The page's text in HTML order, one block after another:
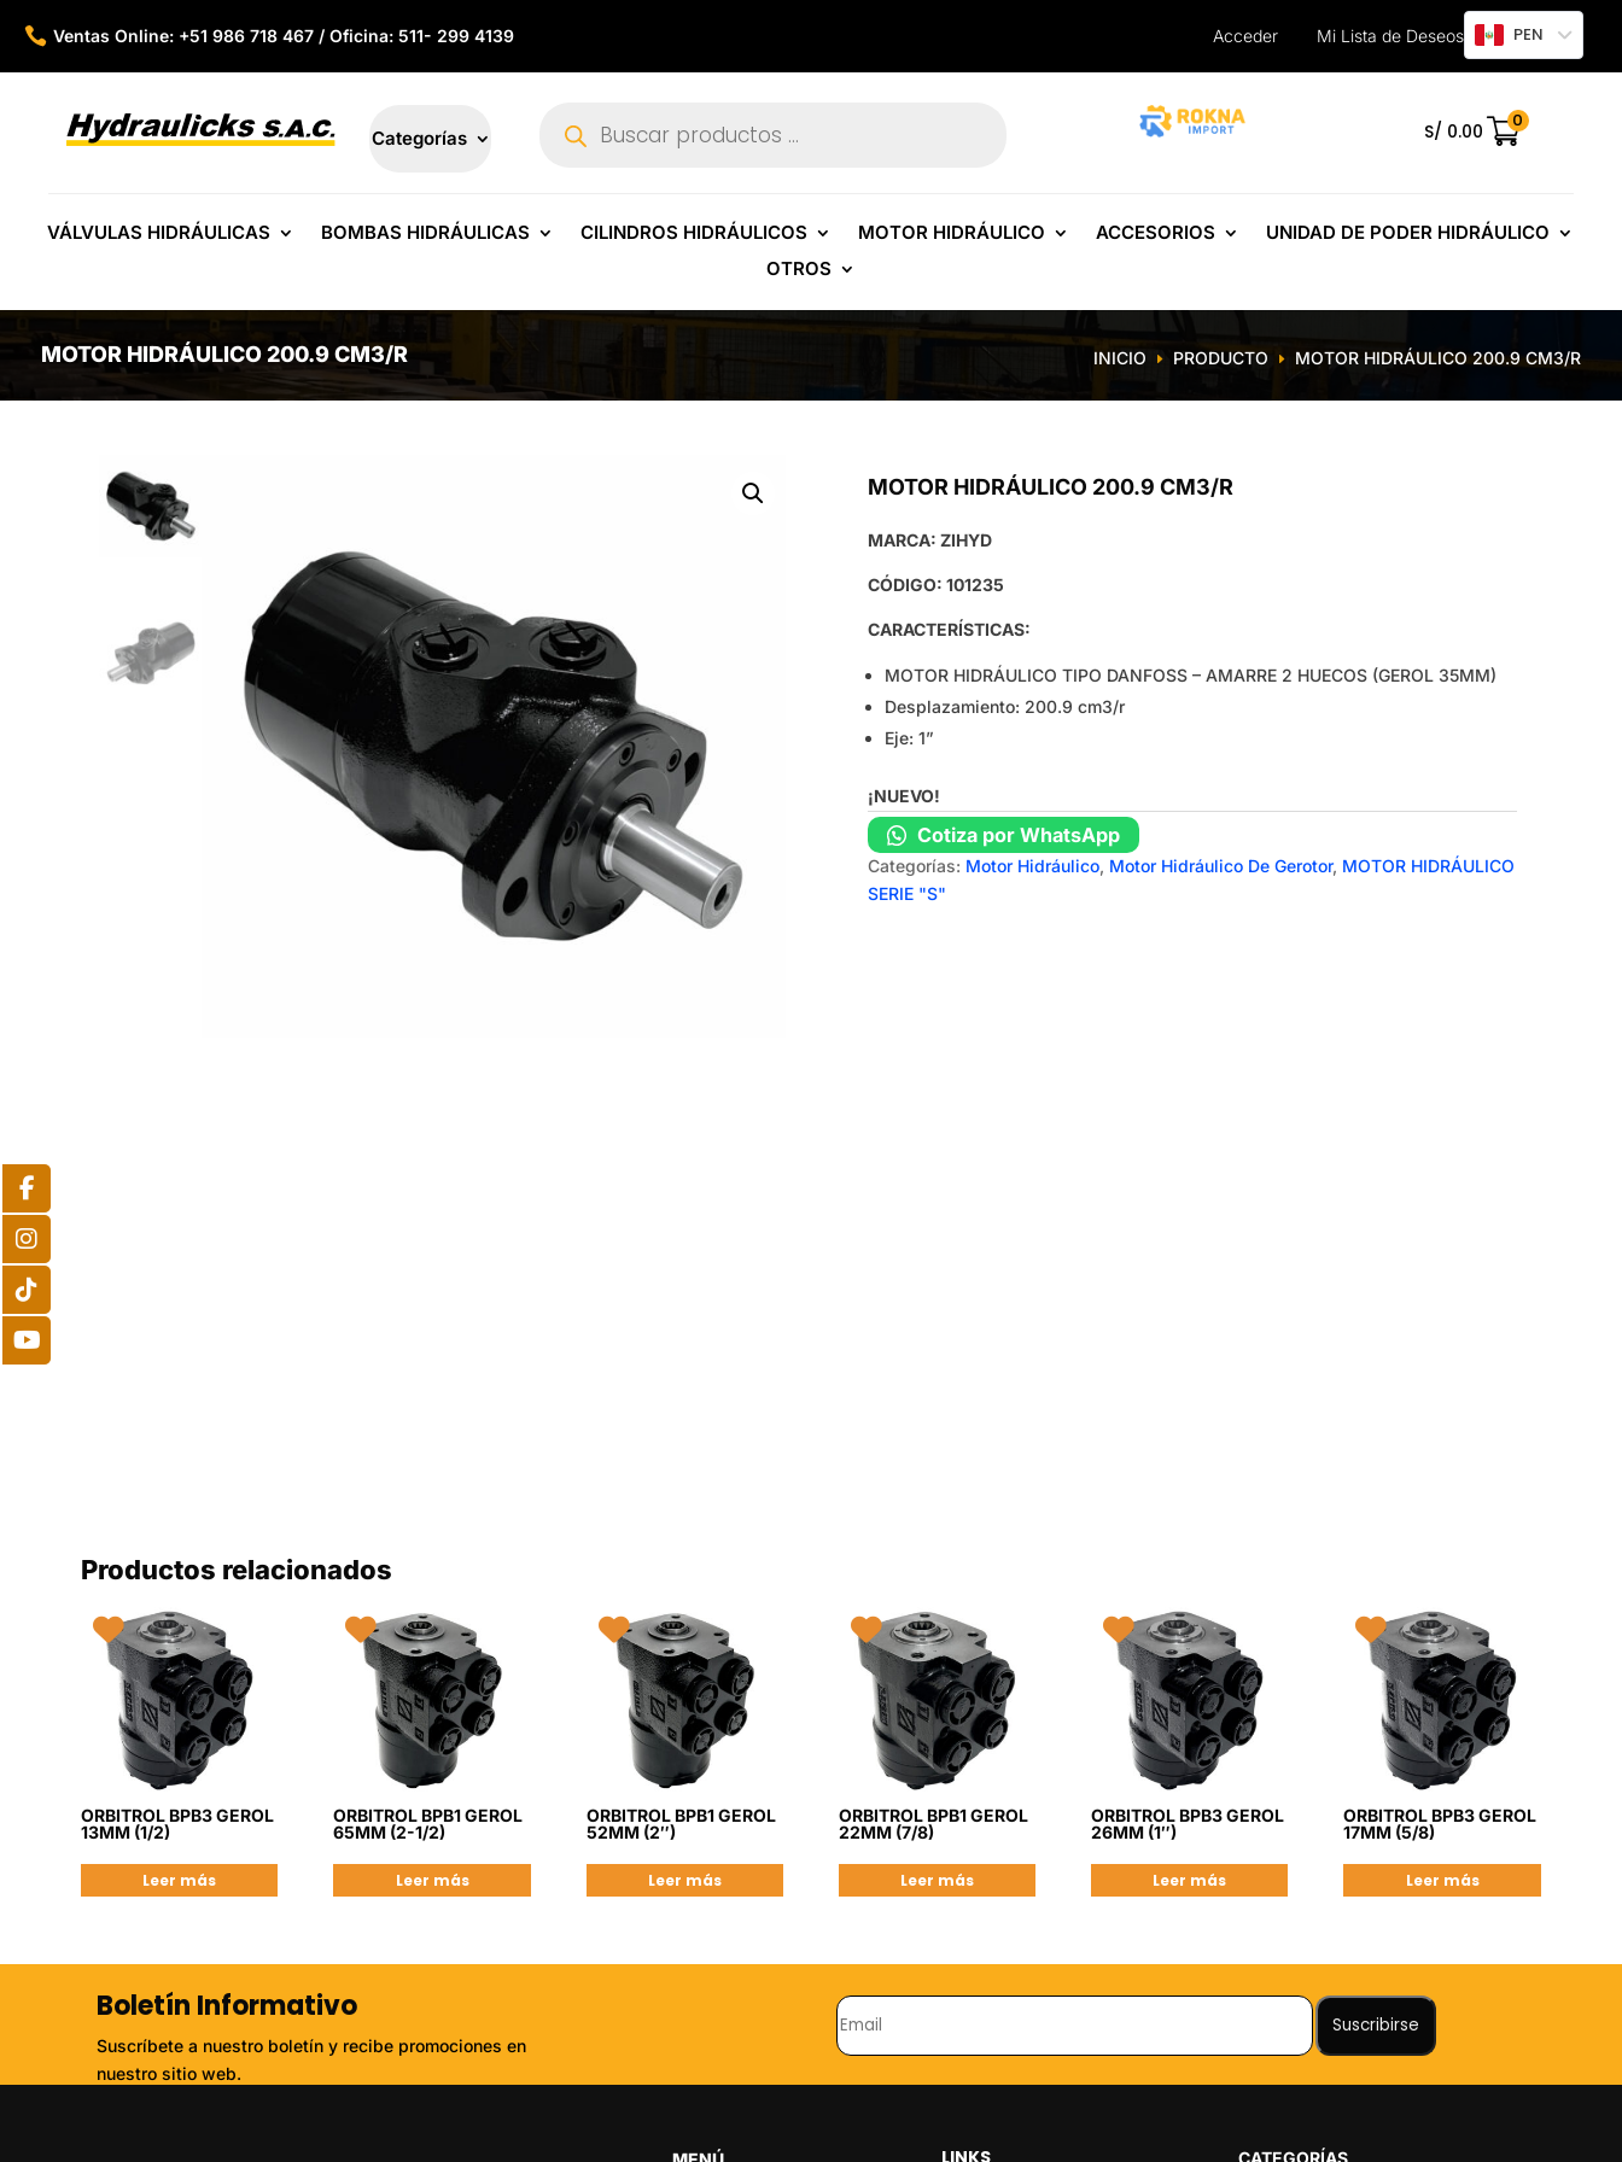
 Ventas Online: +51 986 718 467 / Oficina: 511- 299 4139 Acceder Mi Lista de Deseos PEN
Categorías productos S/ 0.00 0
VÁLVULAS HIDRÁULICAS BOMBAS HIDRÁULICAS CILINDROS HIDRÁULICOS MOTOR HIDRÁULICO ACCESORIOS
UNIDAD DE PODER HIDRÁULICO
OTROS
MOTOR HIDRÁULICO 200.9 CM3/R INICIO E PRODUCTO E MOTOR HIDRÁULICO 200.9 CM3/R
MOTOR HIDRÁULICO 200.9 CM3/R
MARCA: ZIHYD
CÓDIGO: 101235
CARACTERÍSTICAS:
MOTOR HIDRÁULICO TIPO DANFOSS – AMARRE 2 HUECOS (GEROL 35MM)
Desplazamiento: 200.9 cm3/r
Eje: 1”
¡NUEVO!
Cotiza por WhatsApp
Categorías: Motor Hidráulico, Motor Hidráulico De Gerotor, MOTOR HIDRÁULICO
SERIE "S"
Productos relacionados
ORBITROL BPB3 GEROL
13MM (1/2)
Leer más
ORBITROL BPB1 GEROL
65MM (2-1/2)
Leer más
ORBITROL BPB1 GEROL
52MM (2″)
Leer más
ORBITROL BPB1 GEROL
22MM (7/8)
Leer más
ORBITROL BPB3 GEROL
26MM (1″)
Leer más
ORBITROL BPB3 GEROL
17MM (5/8)
Leer más
Boletín Informativo
Suscríbete a nuestro boletín y recibe promociones en
nuestro sitio web.
CATEGORÍAS